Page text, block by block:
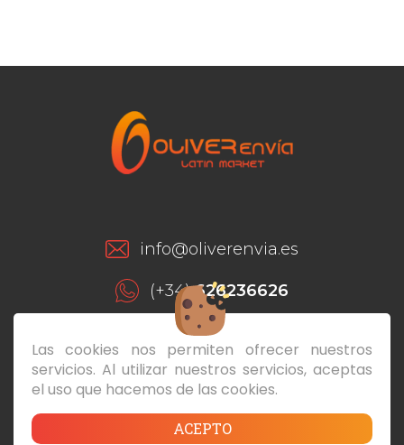
info@oliverenvia.es
(+34)626236626
(+34)928293649
C/ León y Castillo, 175 Local Bajo - 35004
Las Palmas de Gran Canaria
Las cookies nos permiten ofrecer nuestros
servicios. Al utilizar nuestros servicios, aceptas
el uso que hacemos de las cookies.
ACEPTO